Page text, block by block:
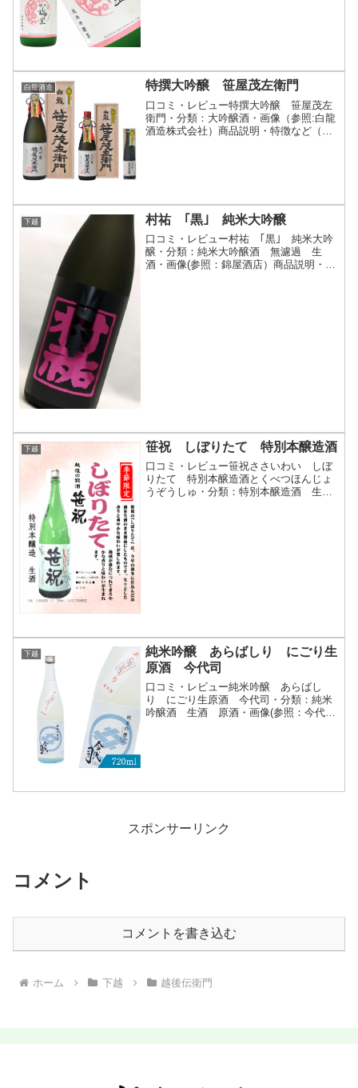
白龍酒造 特撰大吟醸 笹屋茂左衛門
口コミ・レビュー特撰大吟醸 笹屋茂左
衛門・分類：大吟醸酒・画像（参照:白龍
酒造株式会社）商品説明・特徴など（参
下越 村祐 ｢黒｣ 純米大吟醸
口コミ・レビュー村祐 ｢黒｣ 純米大吟
醸・分類：純米大吟醸酒 無濾過 生
酒・画像(参照：錦屋酒店）商品説明・特
下越 笹祝 しぼりたて 特別本醸造酒
口コミ・レビュー笹祝ささいわい しぼ
りたて 特別本醸造酒とくべつほんじょ
うぞうしゅ・分類：特別本醸造酒 生
下越
純米吟醸 あらばしり にごり生
原酒 今代司
口コミ・レビュー純米吟醸 あらばし
り にごり生原酒 今代司・分類：純米
吟醸酒 生酒 原酒・画像(参照：今代司
スポンサーリンク
コメント
コメントを書き込む
ホーム 下越 越後伝衛門